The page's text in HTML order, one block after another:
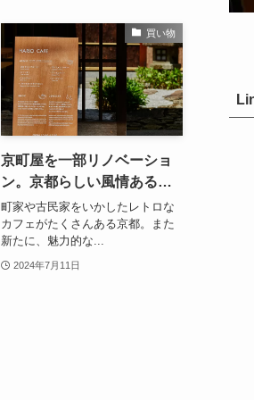
買い物
京町屋を一部リノベーショ
ン。京都らしい風情あるカ
フェ「HARIO CAFE京都
店」が石堀小路にオープン
町家や古民家をいかしたレトロな
カフェがたくさんある京都。また
新たに、魅力的な...
2024年7月11日